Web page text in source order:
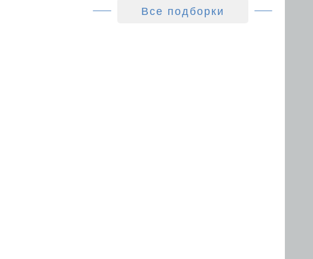
Все подборки